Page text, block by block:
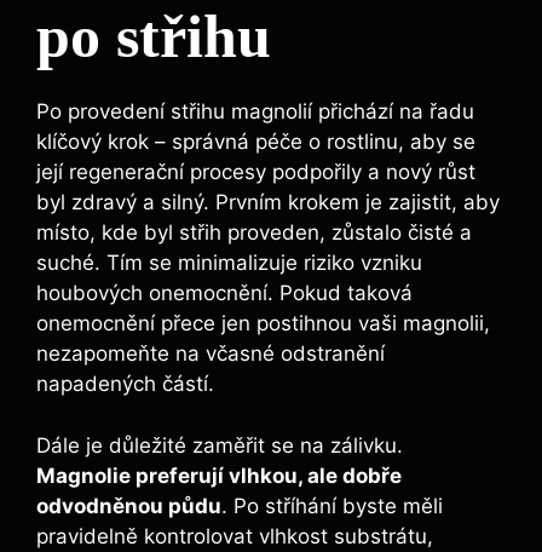
po‍ střihu
Po provedení střihu ⁣magnolií přichází na řadu
klíčový krok – správná ‍péče‌ o⁤ rostlinu, ⁣aby se
její regenerační procesy podpořily a nový růst
‌byl ‍zdravý ⁣a silný. Prvním ​krokem ​je⁣ zajistit, aby
místo, kde byl střih⁣ proveden,​ zůstalo čisté ⁤a‍
suché. Tím se minimalizuje⁢ riziko vzniku
houbových onemocnění. ​Pokud taková
‌onemocnění ​přece ⁣jen postihnou ⁣vaši magnolii,⁤
nezapomeňte⁤ na včasné odstranění
⁣napadených částí.
Dále je důležité zaměřit‌ se na zálivku. ⁢
Magnolie preferují vlhkou, ale⁢ dobře
odvodněnou půdu. Po‌ stříhání byste měli
⁢pravidelně kontrolovat‌ vlhkost substrátu,